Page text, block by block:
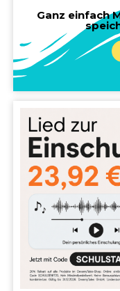
Ganz einfach